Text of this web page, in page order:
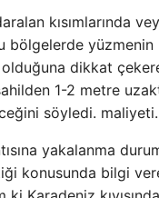
kısımlarında
bölgelerde
dikkat
1-2 metre
söyledi. maliyeti.
yakalanma
konusunda bilgi